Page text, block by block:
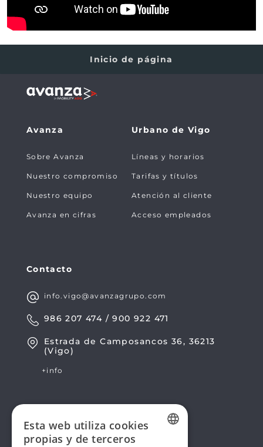
Inicio de página
Avanza
Sobre Avanza
Nuestro compromiso
Nuestro equipo
Avanza en cifras
Urbano de Vigo
Líneas y horarios
Tarifas y títulos
Atención al cliente
Acceso empleados
Contacto
info.vigo@avanzagrupo.com
986 207 474 / 900 922 471
Estrada de Camposancos 36, 36213
(Vigo)
+info
Esta web utiliza cookies
propias y de terceros